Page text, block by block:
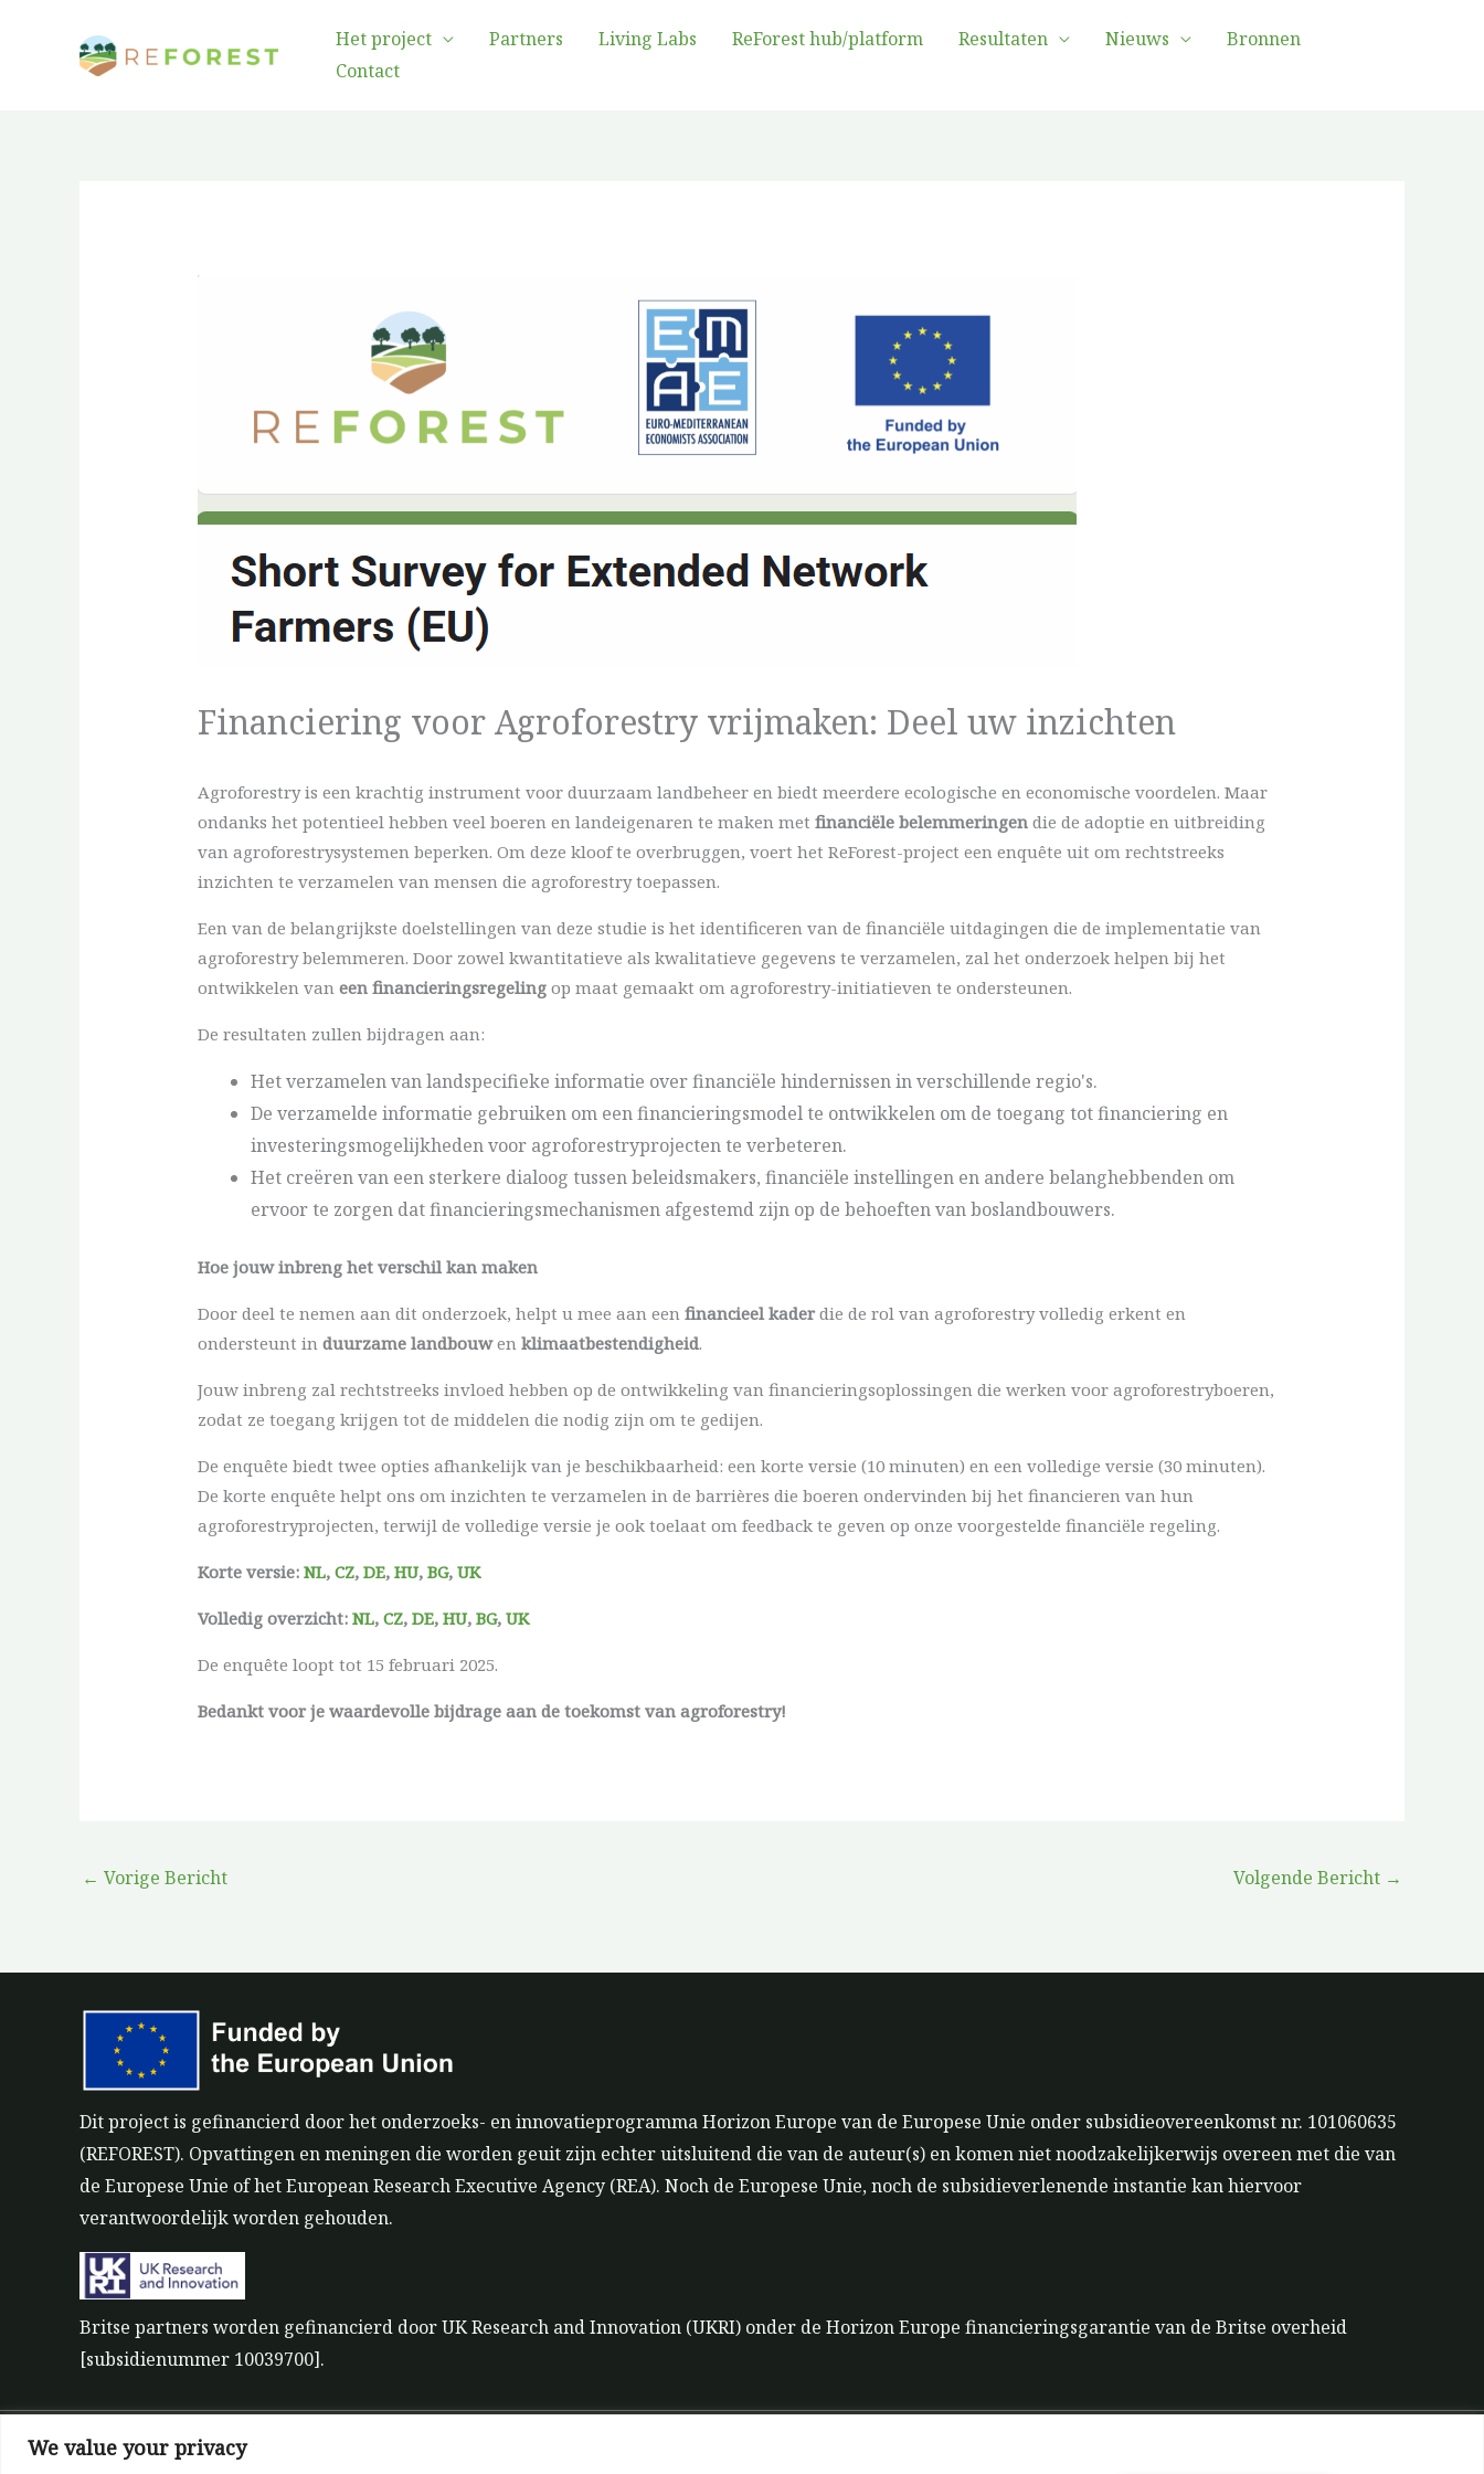
We value your privacy
Het project Partners Living Labs ReForest hub/platform Resultaten Nieuws
Bronnen
Contact
Financiering voor Agroforestry vrijmaken: Deel uw inzichten
Agroforestry is een krachtig instrument voor duurzaam landbeheer en biedt meerdere ecologische en economische voordelen. Maar
ondanks het potentieel hebben veel boeren en landeigenaren te maken met financiële belemmeringendie de adoptie en uitbreiding
van agroforestrysystemen beperken. Om deze kloof te overbruggen, voert het ReForest-project een enquête uit om rechtstreeks
inzichten te verzamelen van mensen die agroforestry toepassen.
Een van de belangrijkste doelstellingen van deze studie is het identificeren van de financiële uitdagingen die de implementatie van
agroforestry belemmeren. Door zowel kwantitatieve als kwalitatieve gegevens te verzamelen, zal het onderzoek helpen bij het
ontwikkelen van een financieringsregelingop maat gemaakt om agroforestry-initiatieven te ondersteunen.
De resultaten zullen bijdragen aan:
Het verzamelen van landspecifieke informatie over financiële hindernissen in verschillende regio's.
De verzamelde informatie gebruiken om een financieringsmodel te ontwikkelen om de toegang tot financiering en
investeringsmogelijkheden voor agroforestryprojecten te verbeteren.
Het creëren van een sterkere dialoog tussen beleidsmakers, financiële instellingen en andere belanghebbenden om
ervoor te zorgen dat financieringsmechanismen afgestemd zijn op de behoeften van boslandbouwers.
Hoe jouw inbreng het verschil kan maken
Door deel te nemen aan dit onderzoek, helpt u mee aan een financieel kaderdie de rol van agroforestry volledig erkent en
ondersteunt in duurzame landbouwen klimaatbestendigheid.
Jouw inbreng zal rechtstreeks invloed hebben op de ontwikkeling van financieringsoplossingen die werken voor agroforestryboeren,
zodat ze toegang krijgen tot de middelen die nodig zijn om te gedijen.
De enquête biedt twee opties afhankelijk van je beschikbaarheid: een korte versie (10 minuten) en een volledige versie (30 minuten).
De korte enquête helpt ons om inzichten te verzamelen in de barrières die boeren ondervinden bij het financieren van hun
agroforestryprojecten, terwijl de volledige versie je ook toelaat om feedback te geven op onze voorgestelde financiële regeling.
Korte versie: NL, CZ, DE, HU, BG, UK
Volledig overzicht: NL, CZ, DE, HU, BG, UK
De enquête loopt tot 15 februari 2025.
Bedankt voor je waardevolle bijdrage aan de toekomst van agroforestry!
← Vorige Bericht Volgende Bericht →
Dit project is gefinancierd door het onderzoeks- en innovatieprogramma Horizon Europe van de Europese Unie onder subsidieovereenkomst nr. 101060635
(REFOREST). Opvattingen en meningen die worden geuit zijn echter uitsluitend die van de auteur(s) en komen niet noodzakelijkerwijs overeen met die van
de Europese Unie of het European Research Executive Agency (REA). Noch de Europese Unie, noch de subsidieverlenende instantie kan hiervoor
verantwoordelijk worden gehouden.
Britse partners worden gefinancierd door UK Research and Innovation (UKRI) onder de Horizon Europe financieringsgarantie van de Britse overheid
[subsidienummer 10039700].
©All rights reserved 2022-2026 | ReForest project